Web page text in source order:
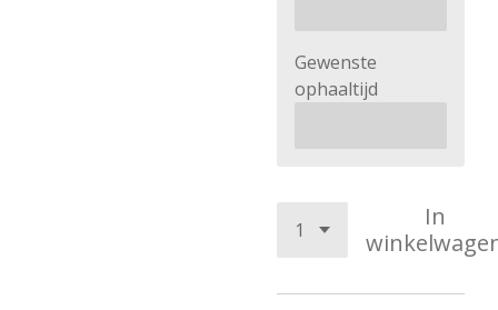
Gewenste
ophaaltijd
In